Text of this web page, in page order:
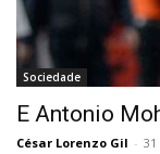
Sociedade
E Antonio
César Lorenzo Gil -